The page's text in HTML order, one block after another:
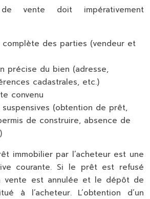
vente doit impérativement
complète des parties (vendeur et
précise du bien (adresse,
cadastrales, etc.)
convenu
suspensives (obtention de prêt,
de construire, absence de
immobilier par l’acheteur est une
courante. Si le prêt est refusé
vente est annulée et le dépôt de
à l’acheteur. L’obtention d’un